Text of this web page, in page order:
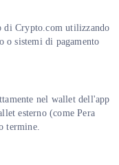
di Crypto.com utilizzando
sistemi di pagamento
nel wallet dell'app
esterno (come Pera
termine.